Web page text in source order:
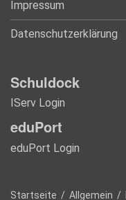
Impressum
Datenschutzerklärung
Schuldock
IServ Login
eduPort
eduPort Login
Startseite / Allgemein /